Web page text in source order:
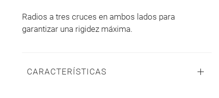
Radios a tres cruces en ambos lados para
garantizar una rigidez máxima.
CARACTERÍSTICAS